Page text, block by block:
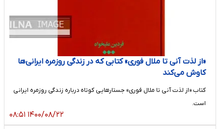
«از لذت آنی تا ملال فوری» کتابی که در زندگی روزمره ایرانی‌ها
کاوش می‌کند
کتاب «از لذت آنی تا ملال فوری» جستارهایی کوتاه درباره زندگی روزمره ایرانی
است.
۱۴۰۰/۰۸/۲۲ ۰۸:۵۱